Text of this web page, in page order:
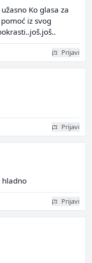
Ko glasa za
iz svog
Prijavi
Prijavi
hladno
Prijavi